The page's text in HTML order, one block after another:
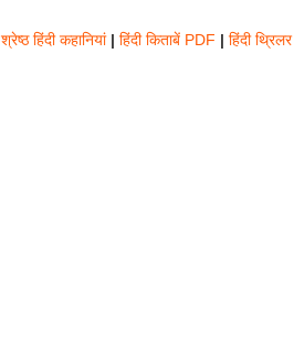
श्रेष्ठ हिंदी कहानियां | हिंदी किताबें PDF | हिंदी थ्रिलर